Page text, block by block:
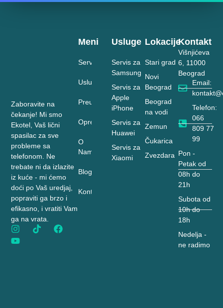
Zaboravite na
čekanje! Mi smo
Ekotel, Vaš lični
spasilac za sve
probleme sa
telefonom. Ne
trebate ni da izlazite
iz kuće - mi ćemo
doći po Vaš uredjaj,
popraviti ga brzo i
efikasno, i vratiti Vam
ga na vrata.
Lokacije
Stari grad
Novi
Beograd
Beograd
na vodi
Zemun
Čukarica
Zvezdara
Usluge
Servis za
Samsung
Servis za
Apple
iPhone
Servis za
Huawei
Servis za
Xiaomi
Meni
Servis
Usluge
Preuzimanje
Oprema
O
Nama
Blog
Kontakt
Kontakt
Višnjićeva
6, 11000
Beograd
Email:
Telefon:
066
809 77
99
Pon -
Petak od
08h do
21h
Subota od
10h do
18h
Nedelja -
ne radimo